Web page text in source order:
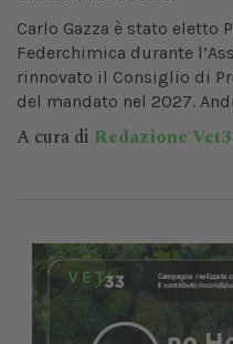
Carlo Gazza è stato eletto
Federchimica durante
rinnovato il Consiglio di
del mandato nel 2027.
A cura di Redazione